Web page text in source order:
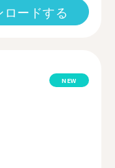
ードする
NEW